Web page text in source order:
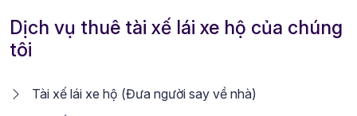
Dịch vụ thuê tài xế lái xe hộ của chúng
tôi
Tài xế lái xe hộ (Đưa người say về nhà)